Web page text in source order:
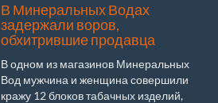
В Минеральных Водах
задержали воров,
обхитрившие продавца
В одном из магазинов Минеральных
Вод мужчина и женщина совершили
кражу 12 блоков табачных изделий,